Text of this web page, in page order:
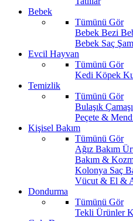
Bebek
Tümünü Gör
Bebek Bezi
Bebek Saç
Evcil Hayvan
Tümünü Gör
Kedi Köpek
Temizlik
Tümünü Gör
Bulaşık
Peçete &
Kişisel Bakım
Tümünü Gör
Ağız Bakım
Bakım &
Kolonya Saç
Vücut & El &
Dondurma
Tümünü Gör
Tekli Ürünler